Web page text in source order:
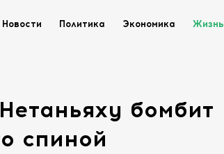
Новости Политика Экономика Жизнь
бомбит
спиной